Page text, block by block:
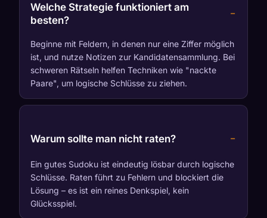
Welche Strategie funktioniert am
besten?
Beginne mit Feldern, in denen nur eine Ziffer möglich
ist, und nutze Notizen zur Kandidatensammlung. Bei
schweren Rätseln helfen Techniken wie "nackte
Paare", um logische Schlüsse zu ziehen.
Warum sollte man nicht raten?
Ein gutes Sudoku ist eindeutig lösbar durch logische
Schlüsse. Raten führt zu Fehlern und blockiert die
Lösung – es ist ein reines Denkspiel, kein
Glücksspiel.